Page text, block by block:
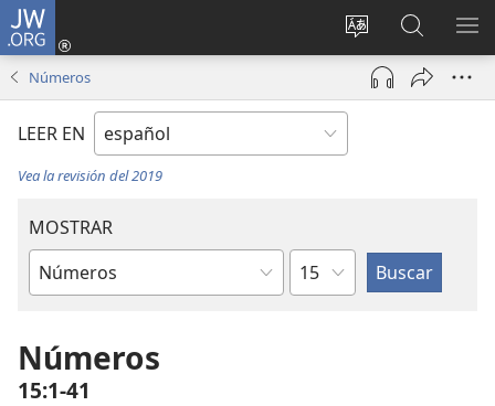
JW.ORG
Cambiar
idioma
del sitio
Iniciar
sesión
(abre
nueva
en
jw.org
Números
LEER EN
Vea la revisión del 2019
MOSTRAR
Libro
la
Biblia
Capítulo
Números
15:1-41